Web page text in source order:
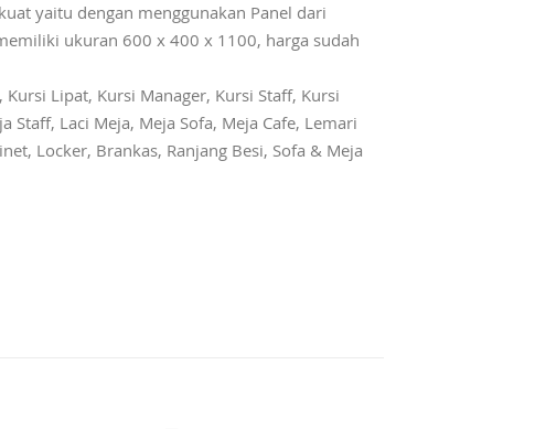
yaitu dengan menggunakan Panel dari
ukuran 600 x 400 x 1100, harga sudah
Lipat, Kursi Manager, Kursi Staff, Kursi
Laci Meja, Meja Sofa, Meja Cafe, Lemari
Locker, Brankas, Ranjang Besi, Sofa & Meja